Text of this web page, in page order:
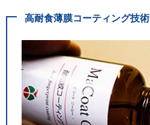
高耐食薄膜コーティング技術